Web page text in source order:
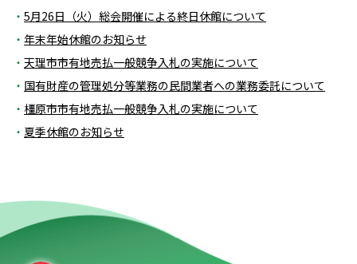
5月26日（火）総会開催による終日休館について
年末年始休館のお知らせ
天理市市有地売払一般競争入札の実施について
国有財産の管理処分等業務の民間業者への業務委託について
橿原市市有地売払一般競争入札の実施について
夏季休館のお知らせ